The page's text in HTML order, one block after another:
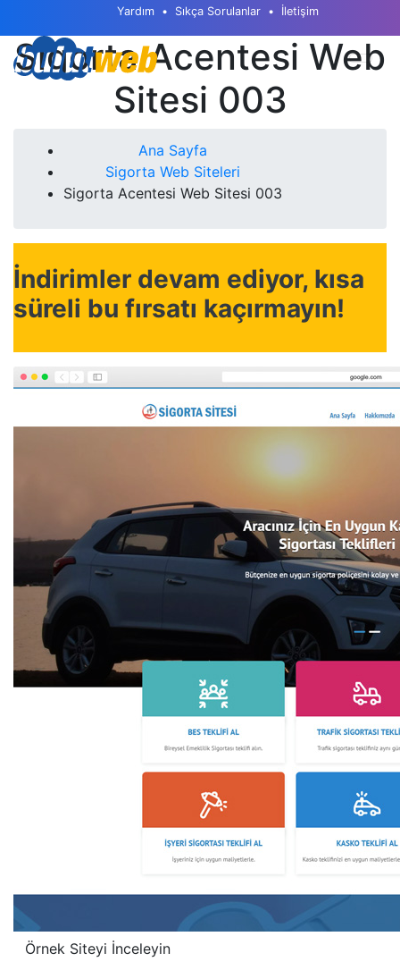
Yardım Sıkça Sorulanlar İletişim
Sigorta Acentesi Web
Sitesi 003
Ana Sayfa
Sigorta Web Siteleri
Sigorta Acentesi Web Sitesi 003
İndirimler devam ediyor, kısa
süreli bu fırsatı kaçırmayın!
Örnek Siteyi İnceleyin